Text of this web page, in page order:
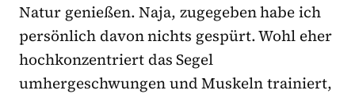
Natur genießen. Naja, zugegeben habe ich
persönlich davon nichts gespürt. Wohl eher
hochkonzentriert das Segel
umhergeschwungen und Muskeln trainiert,